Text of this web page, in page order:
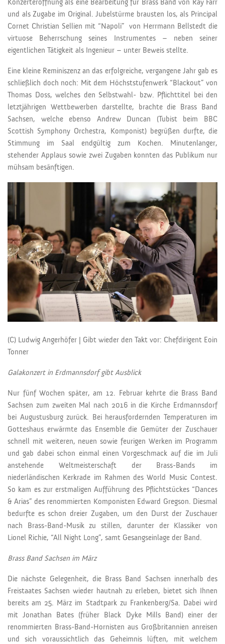
Konzerteröffnung als eine Bearbeitung für Brass Band von Ray Farr
und als Zugabe im Original. Jubelstürme brausten los, als Principal
Cornet Christian Sellien mit “Napoli” von Herrmann Bellstedt die
virtuose Beherrschung seines Instrumentes – neben seiner
eigentlichen Tätigkeit als Ingenieur – unter Beweis stellte.
Eine kleine Reminiszenz an das erfolgreiche, vergangene Jahr gab es
schließlich doch noch: Mit dem Höchststufenwerk “Blackout” von
Thomas Doss, welches den Selbstwahl- bzw. Pflichttitel bei den
letztjährigen Wettbewerben darstellte, brachte die Brass Band
Sachsen, welche ebenso Andrew Duncan (Tubist beim BBC
Scottish Symphony Orchestra, Komponist) begrüßen durfte, die
Stimmung im Saal endgültig zum Kochen. Minutenlanger,
stehender Applaus sowie zwei Zugaben konnten das Publikum nur
mühsam besänftigen.
(C) Ludwig Angerhöfer | Gibt wieder den Takt vor: Chefdirigent Eoin
Tonner
Galakonzert in Erdmannsdorf gibt Ausblick
Nur fünf Wochen später, am 12. Februar kehrte die Brass Band
Sachsen zum zweiten Mal nach 2016 in die Kirche Erdmannsdorf
bei Augustusburg zurück. Bei herausfordernden Temperaturen im
Gotteshaus erwärmte das Ensemble die Gemüter der Zuschauer
schnell mit weiteren, neuen sowie feurigen Werken im Programm
und gab dabei schon einmal einen Vorgeschmack auf die im Juli
anstehende Weltmeisterschaft der Brass-Bands im
niederländischen Kerkrade im Rahmen des World Music Contest.
So kam es zur erstmaligen Aufführung des Pflichtstückes “Dances
& Arias” des renommierten Komponisten Edward Gregson. Diesmal
bedurfte es schon dreier Zugaben, um den Durst der Zuschauer
nach Brass-Band-Musik zu stillen, darunter der Klassiker von
Lionel Richie, “All Night Long”, samt Gesangseinlage der Band.
Brass Band Sachsen im März
Die nächste Gelegenheit, die Brass Band Sachsen innerhalb des
Freistaates Sachsen wieder hautnah zu erleben, bietet sich Ihnen
bereits am 25. März im Stadtpark zu Frankenberg/Sa. Dabei wird
mit Jonathan Bates (früher Black Dyke Mills Band) einer der
renommierten Brass-Band-Hornisten aus Großbritannien anreisen
und sich voraussichtlich das Geheimnis lüften, mit welchem